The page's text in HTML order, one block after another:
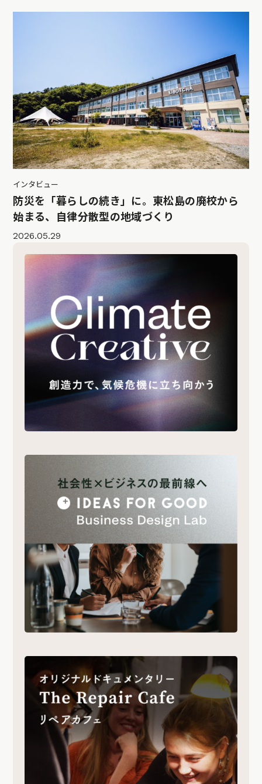
インタビュー
防災を「暮らしの続き」に。東松島の廃校から
始まる、自律分散型の地域づくり
2026.05.29